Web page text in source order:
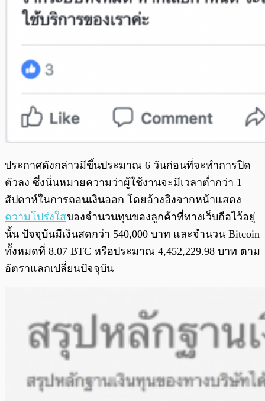
ประกาศดังกล่าวมีขึ้นประมาณ 6 วันก่อนที่จะทำการปิด
ตัวลง ซึ่งนั่นหมายความว่าผู้ใช้งานจะมีเวลาต่ำกว่า 1
สัปดาห์ในการถอนเงินออก โดยอ้างอิงจากหน้าแสดง
ความโปร่งใสของจำนวนทุนของลูกค้าที่ทางเว็บถือไว้อยู่
นั้น ปัจจุบันมีเงินสดกว่า 540,000 บาท และจำนวน Bitcoin
ทั้งหมดที่ 8.07 BTC หรือประมาณ 4,452,229.98 บาท ตาม
อัตราแลกเปลี่ยนปัจจุบัน